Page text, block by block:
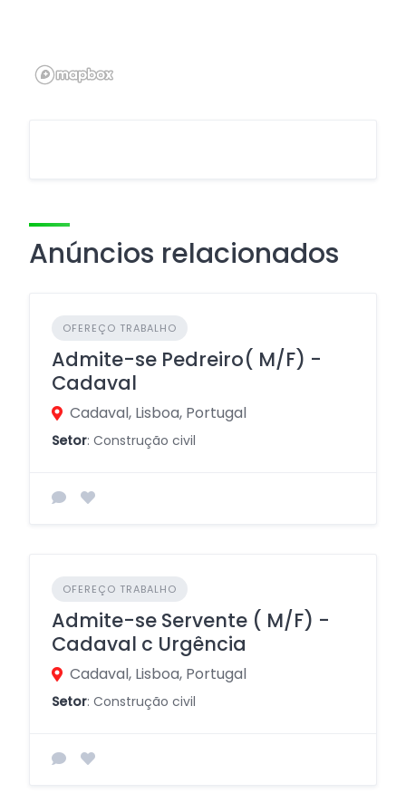
Anúncios relacionados
OFEREÇO TRABALHO
Admite-se Pedreiro( M/F) -
Cadaval
Cadaval, Lisboa, Portugal
Setor: Construção civil
OFEREÇO TRABALHO
Admite-se Servente ( M/F) -
Cadaval c Urgência
Cadaval, Lisboa, Portugal
Setor: Construção civil